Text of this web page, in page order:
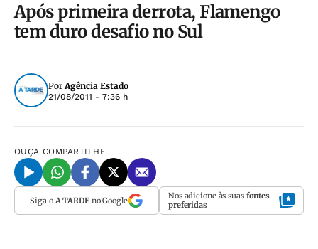
Após primeira derrota, Flamengo
tem duro desafio no Sul
PorAgência Estado
21/08/2011 - 7:36 h
OUÇA COMPARTILHE
Siga o A TARDEno Google Nos adicione às suas fontes
preferidas